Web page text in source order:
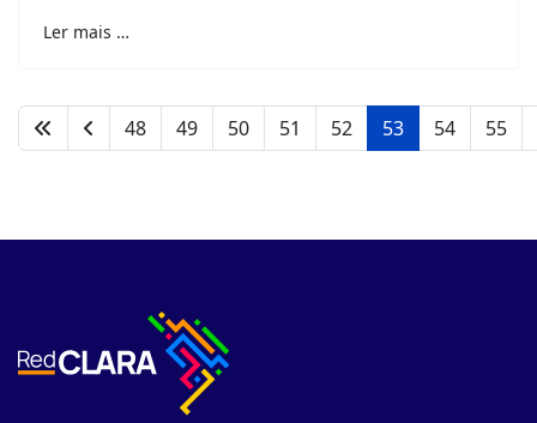
Ler mais …
48 49 50 51 52 53 54 55